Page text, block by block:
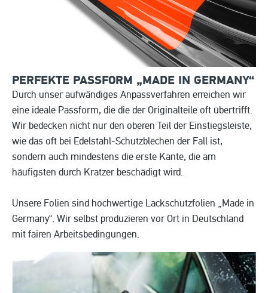
PERFEKTE PASSFORM „MADE IN GERMANY“
Durch unser aufwändiges Anpassverfahren erreichen wir
eine ideale Passform, die die der Originalteile oft übertrifft.
Wir bedecken nicht nur den oberen Teil der Einstiegsleiste,
wie das oft bei Edelstahl-Schutzblechen der Fall ist,
sondern auch mindestens die erste Kante, die am
häufigsten durch Kratzer beschädigt wird.
Unsere Folien sind hochwertige Lackschutzfolien „Made in
Germany“. Wir selbst produzieren vor Ort in Deutschland
mit fairen Arbeitsbedingungen.